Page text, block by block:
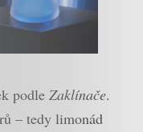
podle Zaklínače.
– tedy limonád